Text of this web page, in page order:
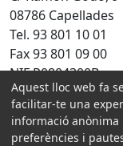
08786 Capellades
Tel. 93 801 10 01
Fax 93 801 09 00
NIF P0804300B
Amb la
Aquest lloc web fa
facilitar-te una
informació
preferències i